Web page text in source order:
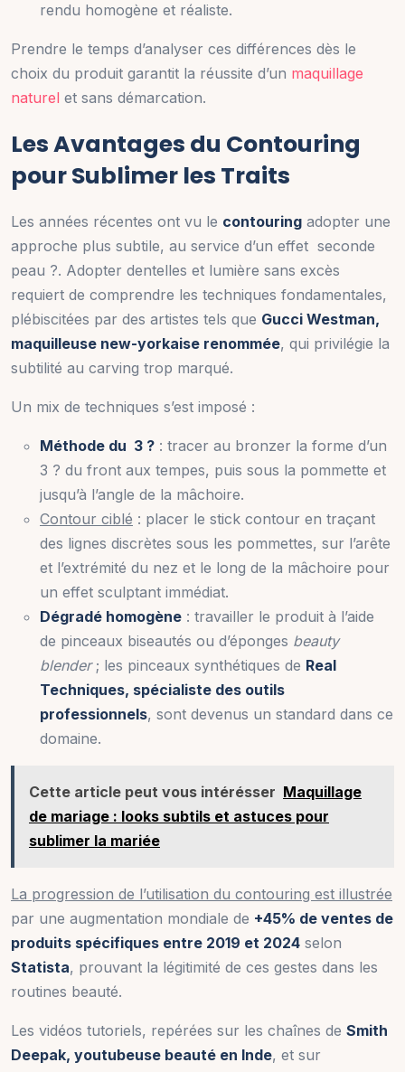
rendu homogène et réaliste.
Prendre le temps d’analyser ces différences dès le
choix du produit garantit la réussite d’un maquillage
naturel et sans démarcation.
Les Avantages du Contouring
pour Sublimer les Traits
Les années récentes ont vu le contouring adopter une
approche plus subtile, au service d’un effet seconde
peau ?. Adopter dentelles et lumière sans excès
requiert de comprendre les techniques fondamentales,
plébiscitées par des artistes tels que Gucci Westman,
maquilleuse new-yorkaise renommée, qui privilégie la
subtilité au carving trop marqué.
Un mix de techniques s’est imposé :
Méthode du 3 ? : tracer au bronzer la forme d’un
3 ? du front aux tempes, puis sous la pommette et
jusqu’à l’angle de la mâchoire.
Contour ciblé : placer le stick contour en traçant
des lignes discrètes sous les pommettes, sur l’arête
et l’extrémité du nez et le long de la mâchoire pour
un effet sculptant immédiat.
Dégradé homogène : travailler le produit à l’aide
de pinceaux biseautés ou d’éponges beauty
blender; les pinceaux synthétiques de Real
Techniques, spécialiste des outils
professionnels, sont devenus un standard dans ce
domaine.
Cette article peut vous intérésser Maquillage
de mariage : looks subtils et astuces pour
sublimer la mariée
La progression de l’utilisation du contouring est illustrée
par une augmentation mondiale de +45% de ventes de
produits spécifiques entre 2019 et 2024 selon
Statista, prouvant la légitimité de ces gestes dans les
routines beauté.
Les vidéos tutoriels, repérées sur les chaînes de Smith
Deepak, youtubeuse beauté en Inde, et sur